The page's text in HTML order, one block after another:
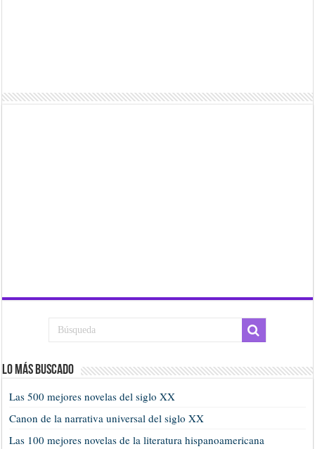
Lo más buscado
Las 500 mejores novelas del siglo XX
Canon de la narrativa universal del siglo XX
Las 100 mejores novelas de la literatura hispanoamericana